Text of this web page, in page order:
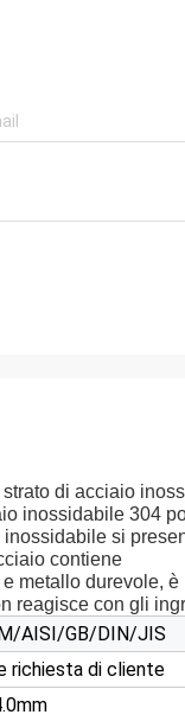
di acciaio
inossidabile 304
si
contiene
metallo durevole,
reagisce con gli
AISI/GB/DIN/JIS
richiesta di cliente